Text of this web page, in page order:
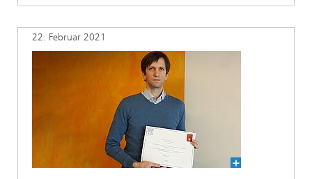
Forschungsfabrik Mikroelektronik Deutschland (FMD)
Leistungszentrum Digitale Vernetzung
Biografie von Heinrich Hertz
Die wichtigsten Experimente von Heinrich Hertz
22. Februar 2021